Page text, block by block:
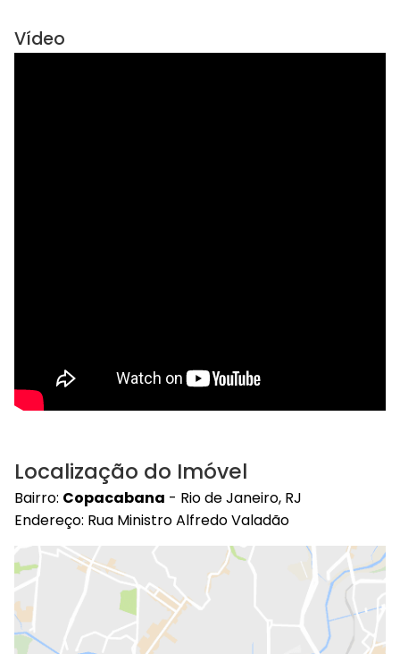
Vídeo
Localização do Imóvel
Bairro: Copacabana - Rio de Janeiro, RJ
Endereço: Rua Ministro Alfredo Valadão